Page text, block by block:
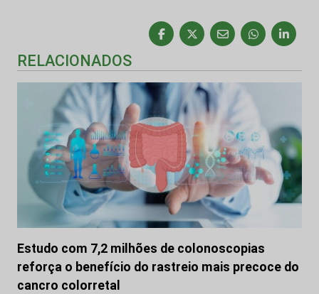
RELACIONADOS
Estudo com 7,2 milhões de colonoscopias
reforça o benefício do rastreio mais precoce do
cancro colorretal